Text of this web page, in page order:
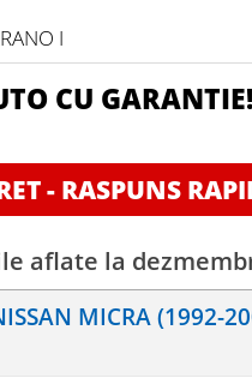
I
CU GARANTIE!
- RASPUNS
aflate la
MICRA (1992-